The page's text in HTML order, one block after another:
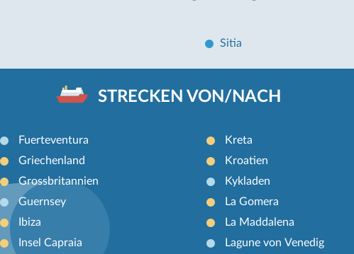
Sitia
STRECKEN VON/NACH
Fuerteventura
Griechenland
Grossbritannien
Guernsey
Ibiza
Insel Capraia
Kreta
Kroatien
Kykladen
La Gomera
La Maddalena
Lagune von Venedig